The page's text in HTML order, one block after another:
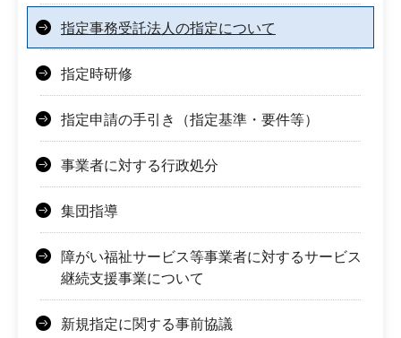
指定事務受託法人の指定について
指定時研修
指定申請の手引き（指定基準・要件等）
事業者に対する行政処分
集団指導
障がい福祉サービス等事業者に対するサービス
継続支援事業について
新規指定に関する事前協議